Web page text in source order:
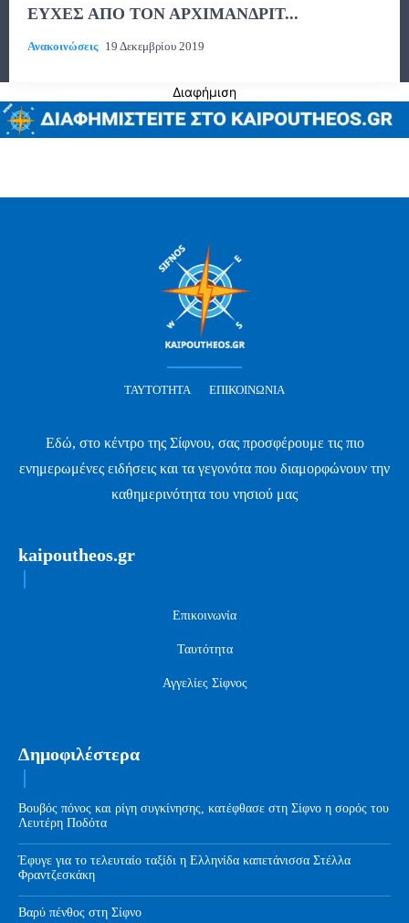
ΕΥΧΕΣ ΑΠΟ ΤΟΝ ΑΡΧΙΜΑΝΔΡΙΤ...
Ανακοινώσεις 19 Δεκεμβρίου 2019
Διαφήμιση
ΤΑΥΤΌΤΗΤΑ ΕΠΙΚΟΙΝΩΝΊΑ
Εδώ, στο κέντρο της Σίφνου, σας προσφέρουμε τις πιο
ενημερωμένες ειδήσεις και τα γεγονότα που διαμορφώνουν την
καθημερινότητα του νησιού μας
kaipoutheos.gr
Επικοινωνία
Ταυτότητα
Αγγελίες Σίφνος
Δημοφιλέστερα
Βουβός πόνος και ρίγη συγκίνησης, κατέφθασε στη Σίφνο η σορός του
Λευτέρη Ποδότα
Έφυγε για το τελευταίο ταξίδι η Ελληνίδα καπετάνισσα Στέλλα
Φραντζεσκάκη
Βαρύ πένθος στη Σίφνο